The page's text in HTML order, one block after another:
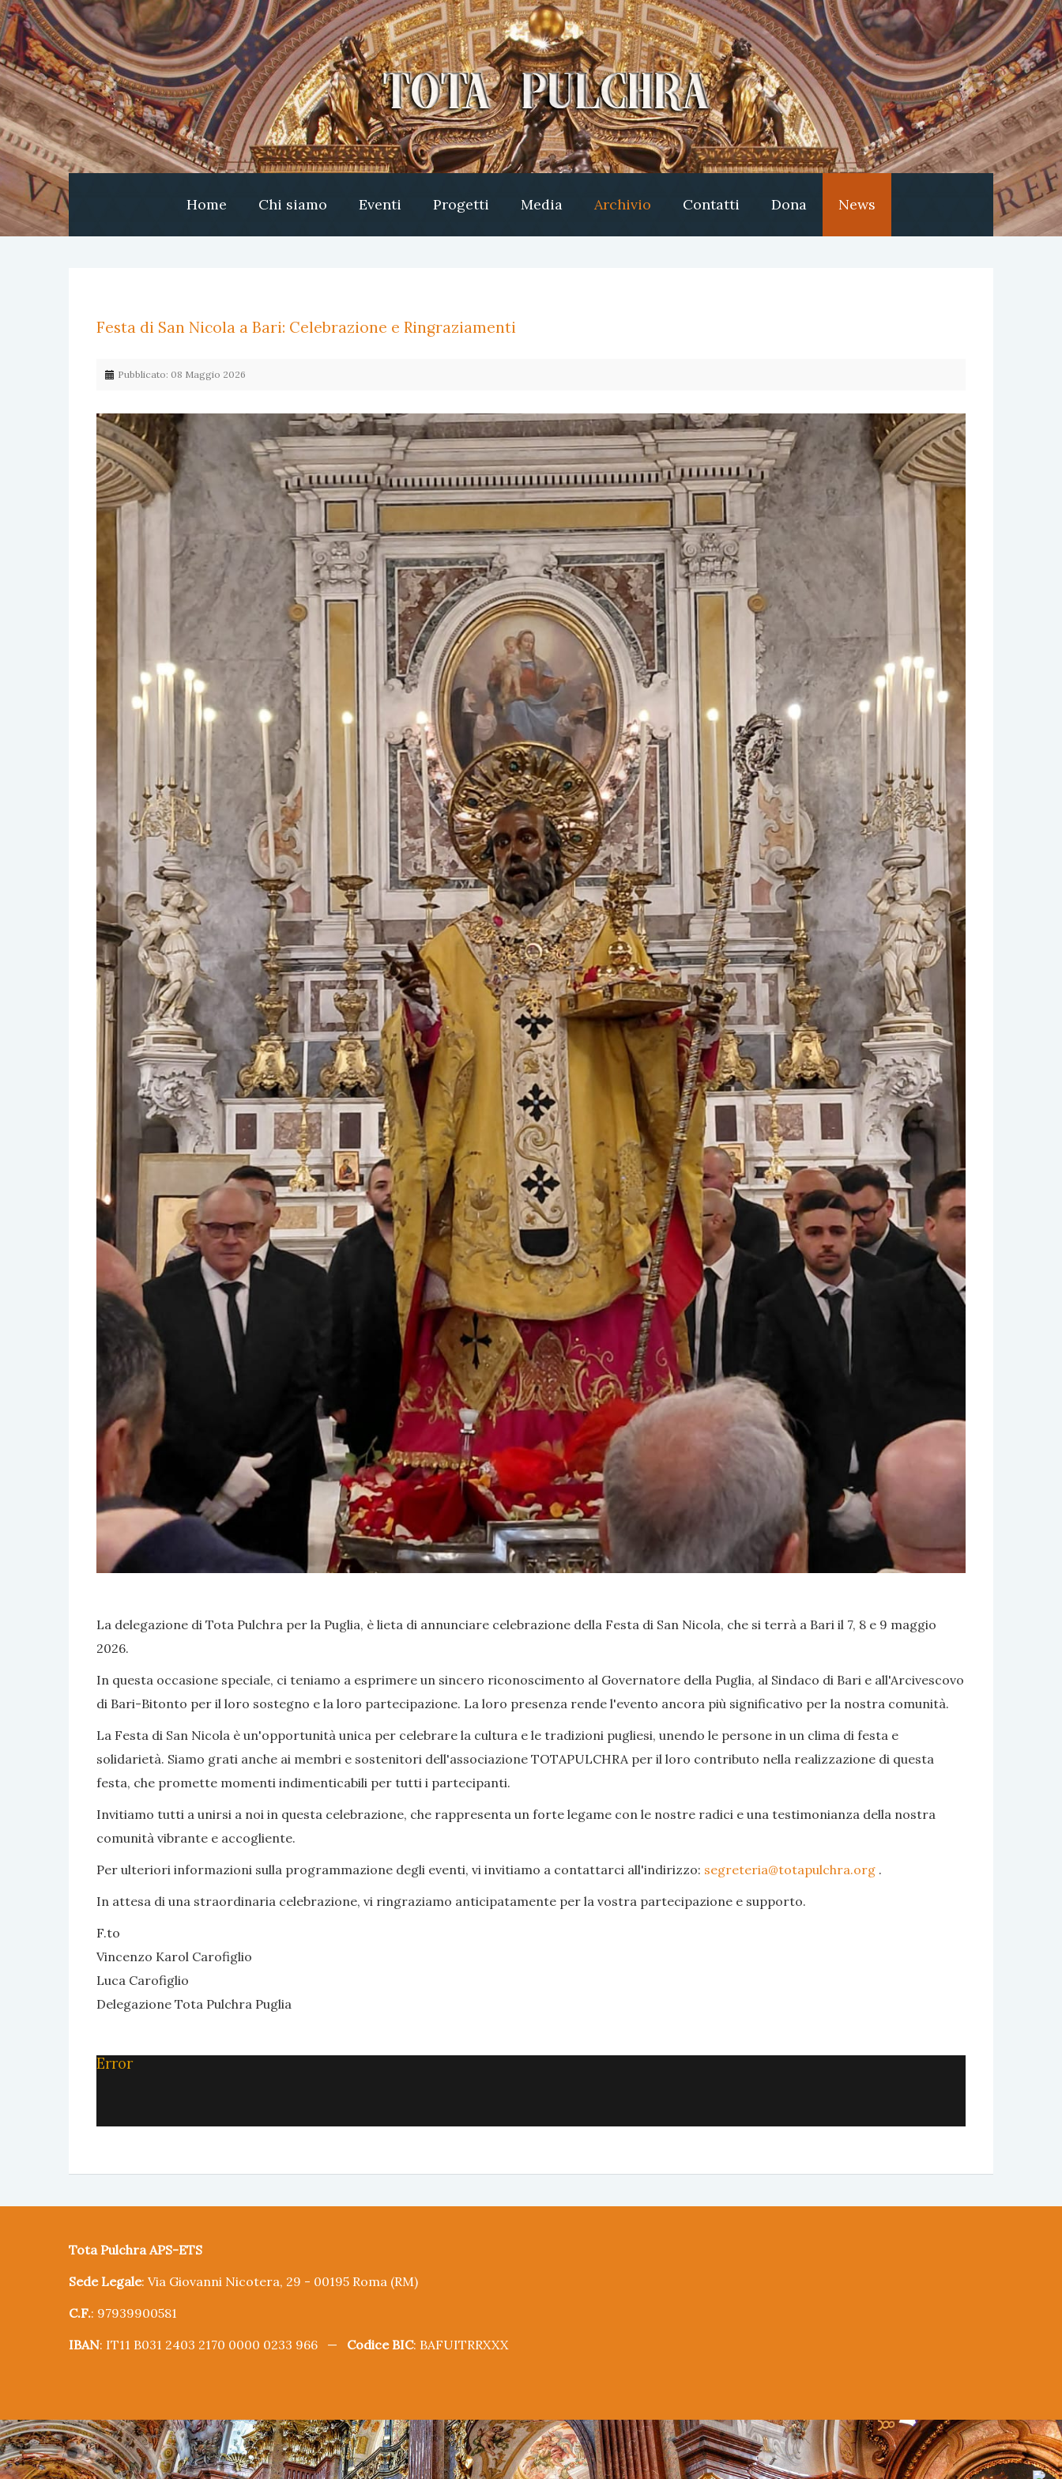
Home Chi siamo Eventi Progetti Media Archivio Contatti Dona News
Festa di San Nicola a Bari: Celebrazione e Ringraziamenti
Pubblicato: 08 Maggio 2026
La delegazione di Tota Pulchra per la Puglia, è lieta di annunciare celebrazione della Festa di San Nicola, che si terrà a Bari il 7, 8 e 9 maggio
2026.
In questa occasione speciale, ci teniamo a esprimere un sincero riconoscimento al Governatore della Puglia, al Sindaco di Bari e all'Arcivescovo
di Bari-Bitonto per il loro sostegno e la loro partecipazione. La loro presenza rende l'evento ancora più significativo per la nostra comunità.
La Festa di San Nicola è un'opportunità unica per celebrare la cultura e le tradizioni pugliesi, unendo le persone in un clima di festa e
solidarietà. Siamo grati anche ai membri e sostenitori dell'associazione TOTAPULCHRA per il loro contributo nella realizzazione di questa
festa, che promette momenti indimenticabili per tutti i partecipanti.
Invitiamo tutti a unirsi a noi in questa celebrazione, che rappresenta un forte legame con le nostre radici e una testimonianza della nostra
comunità vibrante e accogliente.
Per ulteriori informazioni sulla programmazione degli eventi, vi invitiamo a contattarci all'indirizzo: segreteria@totapulchra.org .
In attesa di una straordinaria celebrazione, vi ringraziamo anticipatamente per la vostra partecipazione e supporto.
F.to
Vincenzo Karol Carofiglio
Luca Carofiglio
Delegazione Tota Pulchra Puglia
Error
Tota Pulchra APS-ETS
Sede Legale: Via Giovanni Nicotera, 29 - 00195 Roma (RM)
C.F.: 97939900581
IBAN: IT11 B031 2403 2170 0000 0233 966 — Codice BIC: BAFUITRRXXX